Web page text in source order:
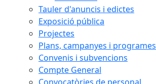
Tauler d'anuncis i edictes
Exposició pública
Projectes
Plans, campanyes i programes
Convenis i subvencions
Compte General